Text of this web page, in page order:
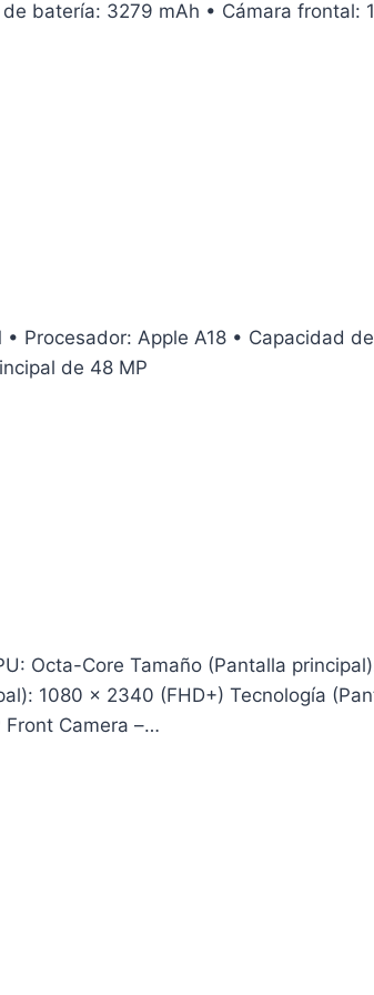
batería: 3279 mAh • Cámara frontal:
• Procesador: Apple A18 • Capacidad
de 48 MP
Octa-Core Tamaño (Pantalla
1080 x 2340 (FHD+) Tecnología
Front Camera –…